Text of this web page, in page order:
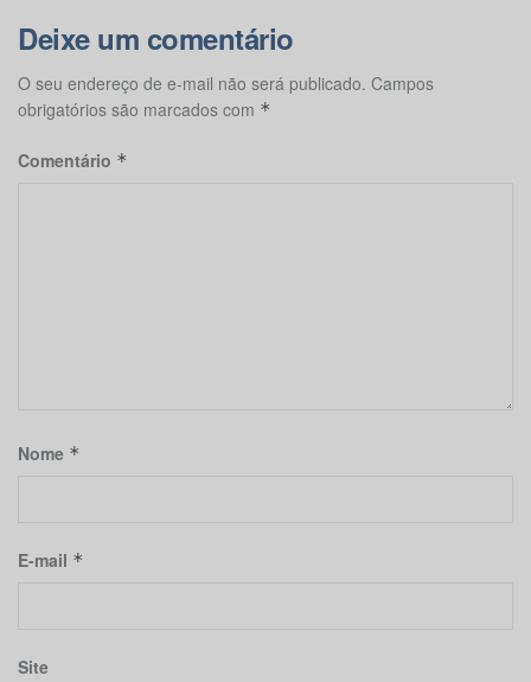
Deixe um comentário
O seu endereço de e-mail não será publicado. Campos
obrigatórios são marcados com *
Comentário *
Nome *
E-mail *
Site